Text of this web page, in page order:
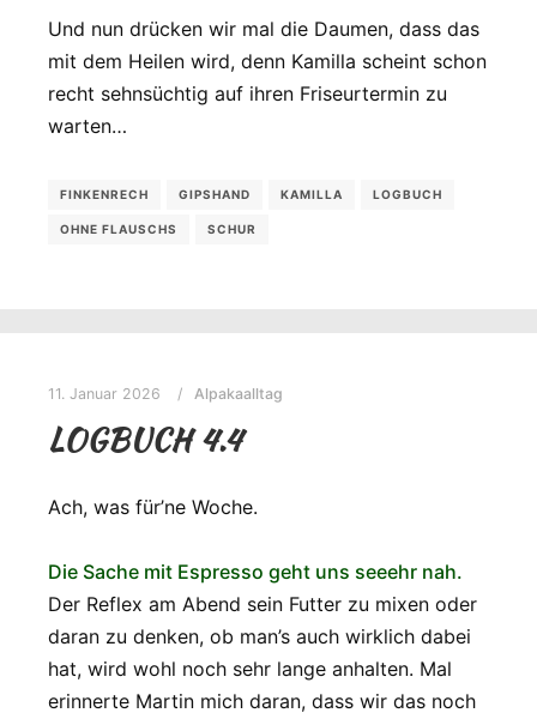
Und nun drücken wir mal die Daumen, dass das
mit dem Heilen wird, denn Kamilla scheint schon
recht sehnsüchtig auf ihren Friseurtermin zu
warten…
FINKENRECH GIPSHAND KAMILLA LOGBUCH
OHNE FLAUSCHS SCHUR
11. Januar 2026 Alpakaalltag
LOGBUCH 4.4
Ach, was für’ne Woche.
Die Sache mit Espresso geht uns seeehr nah.
Der Reflex am Abend sein Futter zu mixen oder
daran zu denken, ob man’s auch wirklich dabei
hat, wird wohl noch sehr lange anhalten. Mal
erinnerte Martin mich daran, dass wir das noch